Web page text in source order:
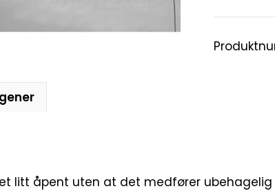
litt åpent uten at det medfører ubehagelig